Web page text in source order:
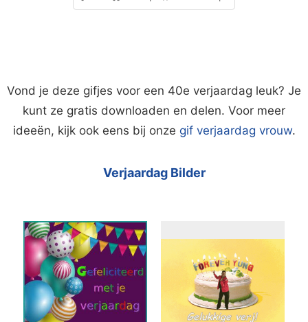
Vond je deze gifjes voor een 40e verjaardag leuk? Je
kunt ze gratis downloaden en delen. Voor meer
ideeën, kijk ook eens bij onze gif verjaardag vrouw.
Verjaardag Bilder